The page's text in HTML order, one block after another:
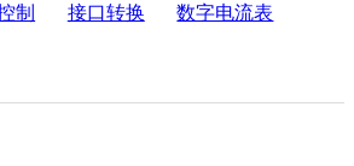
制 接口转换 数字电流表